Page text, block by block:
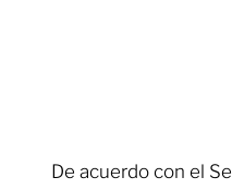
De acuerdo con el